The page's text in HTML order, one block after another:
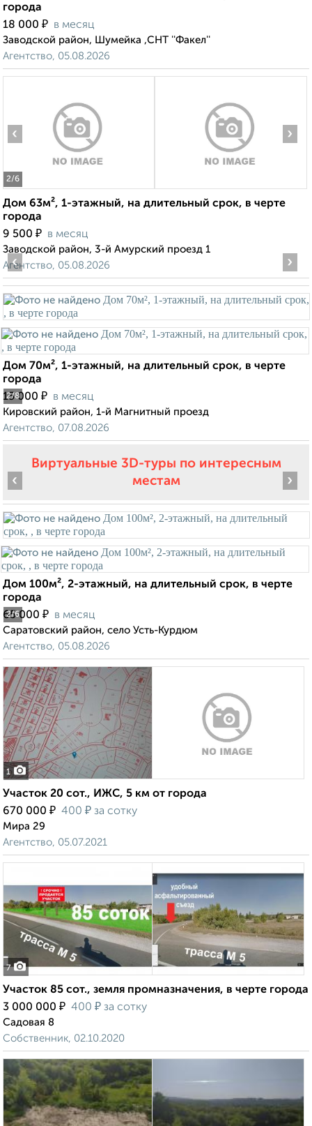
города
18 000 ₽ в месяц
Заводской район, Шумейка ,СНТ ''Факел''
Агентство, 05.08.2026
2/6
‹ ›
Дом 63м², 1-этажный, на длительный срок, в черте
города
9 500 ₽ в месяц
Заводской район, 3-й Амурский проезд 1
Агентство, 05.08.2026
2/8
‹ ›
Дом 70м², 1-этажный, на длительный срок, в черте
города
15 000 ₽ в месяц
Кировский район, 1-й Магнитный проезд
Агентство, 07.08.2026
Виртуальные 3D-туры по интересным
местам
2/6
‹ ›
Дом 100м², 2-этажный, на длительный срок, в черте
города
65 000 ₽ в месяц
Саратовский район, село Усть-Курдюм
Агентство, 05.08.2026
1
Участок 20 сот., ИЖС, 5 км от города
670 000 ₽ 400 ₽ за сотку
Мира 29
Агентство, 05.07.2021
7
Участок 85 сот., земля промназначения, в черте города
3 000 000 ₽ 400 ₽ за сотку
Садовая 8
Собственник, 02.10.2020